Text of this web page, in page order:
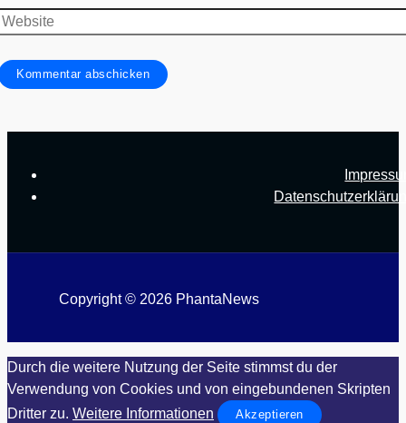
Copyright © 2026 PhantaNews
Durch die weitere Nutzung der Seite stimmst du der
Verwendung von Cookies und von eingebundenen Skripten
Dritter zu. Weitere Informationen Akzeptieren